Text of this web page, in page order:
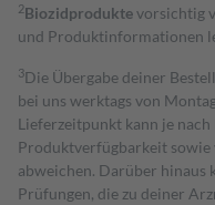
2Biozidproduktevorsichtig
und Produktinformationen
3Die Übergabe deiner
bei uns werktags von
Lieferzeitpunkt kann je
Produktverfügbarkeit sowie
abweichen. Darüber hinaus
Prüfungen, die zu deiner